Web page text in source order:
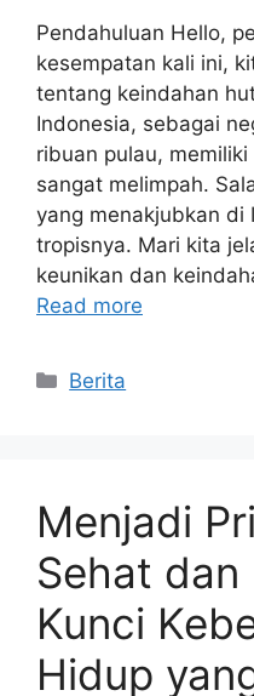
Pendahuluan Hello,
kesempatan kali ini,
tentang keindahan
Indonesia, sebagai
ribuan pulau,
sangat melimpah.
yang menakjubkan di
tropisnya. Mari kita
keunikan dan
Read more
Categories
Berita
Menjadi
Sehat dan
Kunci
Hidup